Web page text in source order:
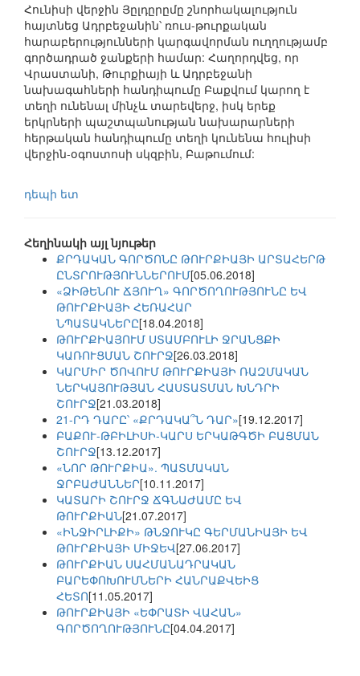
Հունիսի վերջին Յըլդըրըմը շնորհակալություն
հայտնեց Ադրբեջանին՝ ռուս-թուրքական
հարաբերությունների կարգավորման ուղղությամբ
գործադրած ջանքերի համար: Հաղորդվեց, որ
Վրաստանի, Թուրքիայի և Ադրբեջանի
նախագահների հանդիպումը Բաքվում կարող է
տեղի ունենալ մինչև տարեվերջ, իսկ երեք
երկրների պաշտպանության նախարարների
հերթական հանդիպումը տեղի կունենա հուլիսի
վերջին-օգոստոսի սկզբին, Բաթումում:
դեպի ետ
Հեղինակի այլ նյութեր
ՔՐԴԱԿԱՆ ԳՈՐԾՈՆԸ ԹՈՒՐՔԻԱՅԻ ԱՐՏԱՀԵՐԹ
ԸՆՏՐՈՒԹՅՈՒՆՆԵՐՈՒՄ[05.06.2018]
«ՁԻԹԵՆՈՒ ՃՅՈՒՂ» ԳՈՐԾՈՂՈՒԹՅՈՒՆԸ ԵՎ
ԹՈՒՐՔԻԱՅԻ ՀԵՌԱՀԱՐ
ՆՊԱՏԱԿՆԵՐԸ[18.04.2018]
ԹՈՒՐՔԻԱՅՈՒՄ ՍՏԱՄԲՈՒԼԻ ՋՐԱՆՑՔԻ
ԿԱՌՈՒՑՄԱՆ ՇՈՒՐՋ[26.03.2018]
ԿԱՐՄԻՐ ԾՈՎՈՒՄ ԹՈՒՐՔԻԱՅԻ ՌԱԶՄԱԿԱՆ
ՆԵՐԿԱՅՈՒԹՅԱՆ ՀԱՍՏԱՏՄԱՆ ԽՆԴՐԻ
ՇՈՒՐՋ[21.03.2018]
21-ՐԴ ԴԱՐԸ՝ «ՔՐԴԱԿԱ՞Ն ԴԱՐ»[19.12.2017]
ԲԱՔՈՒ-ԹԲԻԼԻՍԻ-ԿԱՐՍ ԵՐԿԱԹԳԾԻ ԲԱՑՄԱՆ
ՇՈՒՐՋ[13.12.2017]
«ՆՈՐ ԹՈՒՐՔԻԱ». ՊԱՏՄԱԿԱՆ
ՋՐԲԱԺԱՆՆԵՐ[10.11.2017]
ԿԱՏԱՐԻ ՇՈՒՐՋ ՃԳՆԱԺԱՄԸ ԵՎ
ԹՈՒՐՔԻԱՆ[21.07.2017]
«ԻՆՋԻՐԼԻՔԻ» ԹՆՋՈՒԿԸ ԳԵՐՄԱՆԻԱՅԻ ԵՎ
ԹՈՒՐՔԻԱՅԻ ՄԻՋԵՎ[27.06.2017]
ԹՈՒՐՔԻԱՆ ՍԱՀՄԱՆԱԴՐԱԿԱՆ
ԲԱՐԵՓՈԽՈՒՄՆԵՐԻ ՀԱՆՐԱՔՎԵԻՑ
ՀԵՏՈ[11.05.2017]
ԹՈՒՐՔԻԱՅԻ «ԵՓՐԱՏԻ ՎԱՀԱՆ»
ԳՈՐԾՈՂՈՒԹՅՈՒՆԸ[04.04.2017]